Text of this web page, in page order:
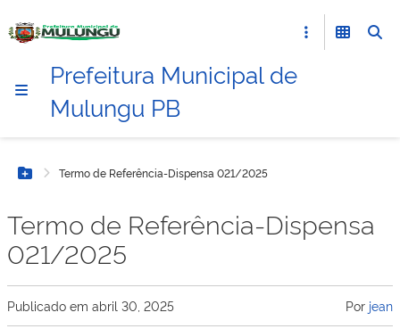
Prefeitura Municipal de
Mulungu PB
Botão Menu
Termo de Referência-Dispensa 021/2025
Termo de Referência-Dispensa
021/2025
Publicado em abril 30, 2025 Por jean